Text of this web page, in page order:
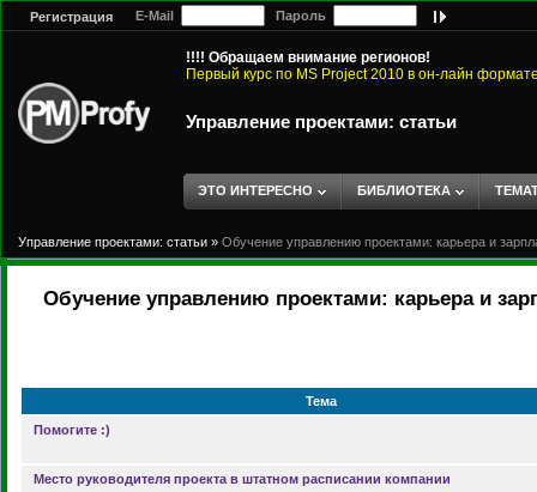
Регистрация E-Mail Пароль
!!!! Обращаем внимание регионов!
Первый курс по MS Project 2010 в он-лайн
Управление проектами: статьи
ЭТО ИНТЕРЕСНО БИБЛИОТЕКА
Управление проектами: статьи » Обучение управлению проектами: карьера и
Обучение управлению проектами: карьера и
Тема
Помогите :)
Место руководителя проекта в штатном расписании компании